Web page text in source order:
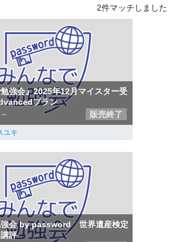
2件マッチしました
勉強会』2025年12月マイスター受
プラン
販売終了
ユキ
強会 by password 世界遺産検定
評